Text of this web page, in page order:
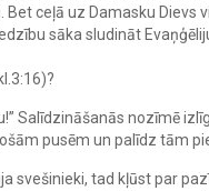
ceļā uz Damasku Dievs
sāka sludināt
Salīdzināšanās nozīmē
pusēm un palīdz tām
svešinieki, tad kļūst par